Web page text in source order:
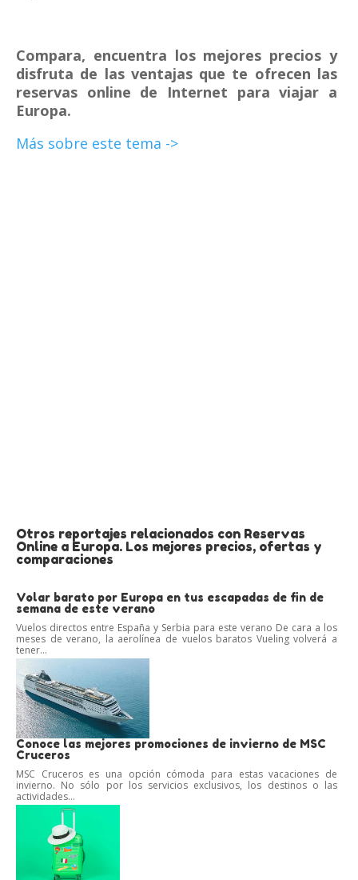
Compara, encuentra los mejores precios y
disfruta de las ventajas que te ofrecen las
reservas online de Internet para viajar a
Europa.
Más sobre este tema ->
Otros reportajes relacionados con Reservas
Online a Europa. Los mejores precios, ofertas y
comparaciones
Volar barato por Europa en tus escapadas de fin de
semana de este verano
Vuelos directos entre España y Serbia para este verano De cara a los
meses de verano, la aerolínea de vuelos baratos Vueling volverá a
tener...
Conoce las mejores promociones de invierno de MSC
Cruceros
MSC Cruceros es una opción cómoda para estas vacaciones de
invierno. No sólo por los servicios exclusivos, los destinos o las
actividades...